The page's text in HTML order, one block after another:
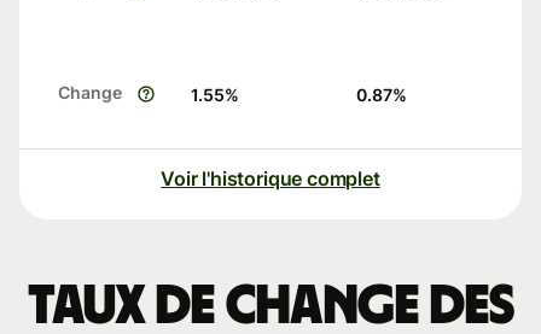
Change 1.55% 0.87%
Voir l'historique complet
Taux de change des